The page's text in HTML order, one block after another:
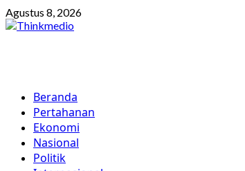
Skip
to
Agustus 8, 2026
Primary
Menu
Beranda
Pertahanan
Ekonomi
Nasional
Politik